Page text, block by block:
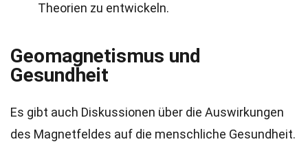
Theorien zu entwickeln.
Geomagnetismus und
Gesundheit
Es gibt auch Diskussionen über die Auswirkungen
des Magnetfeldes auf die menschliche Gesundheit.